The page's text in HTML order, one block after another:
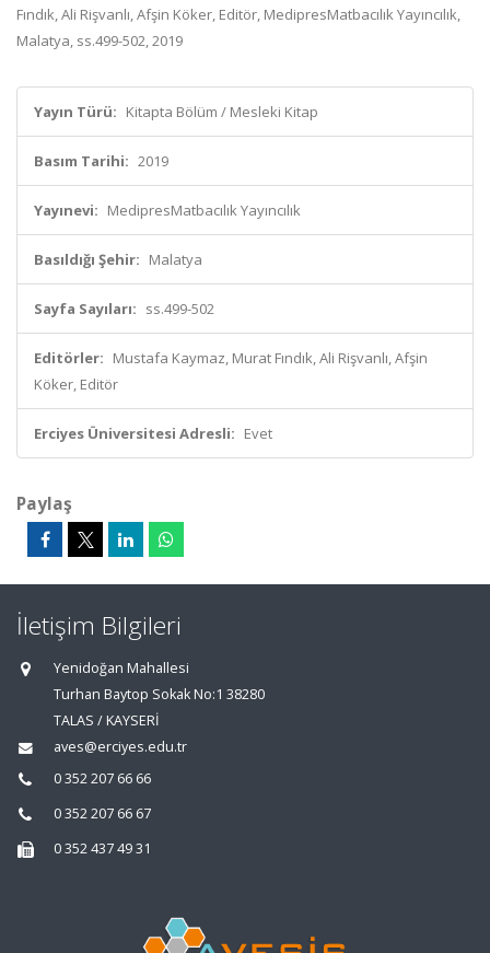
Fındık, Ali Rişvanlı, Afşin Köker, Editör, MedipresMatbacılık Yayıncılık,
Malatya, ss.499-502, 2019
Yayın Türü: Kitapta Bölüm / Mesleki Kitap
Basım Tarihi: 2019
Yayınevi: MedipresMatbacılık Yayıncılık
Basıldığı Şehir: Malatya
Sayfa Sayıları: ss.499-502
Editörler: Mustafa Kaymaz, Murat Fındık, Ali Rişvanlı, Afşin
Köker, Editör
Erciyes Üniversitesi Adresli: Evet
Paylaş
İletişim Bilgileri
Yenidoğan Mahallesi
Turhan Baytop Sokak No:1 38280
TALAS / KAYSERİ
aves@erciyes.edu.tr
0 352 207 66 66
0 352 207 66 67
0 352 437 49 31